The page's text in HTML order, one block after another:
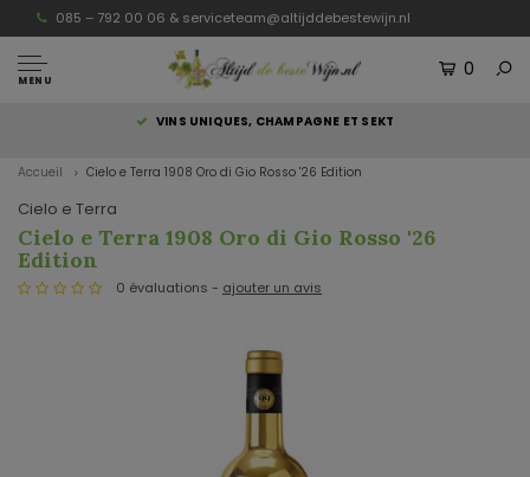
085 – 792 00 06 & serviceteam@altijddebestewijn.nl
MENU
0
VINS UNIQUES, CHAMPAGNE ET SEKT
Accueil Cielo e Terra 1908 Oro di Gio Rosso '26 Edition
Cielo e Terra
Cielo e Terra 1908 Oro di Gio Rosso '26
Edition
0 évaluations - ajouter un avis